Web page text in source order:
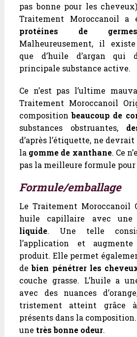
pas bonne pour les
Traitement Moroccanoil a
protéines de
Malheureusement, il
que d’huile d’argan qui
principale substance active.
Ce n’est pas l’ultime
Traitement Moroccanoil
composition beaucoup de
substances obstruantes,
d’après l’étiquette, ne
la gomme de xanthane. Ce
pas la meilleure formule
Formule/emballage
Le Traitement Moroccanoil
huile capillaire avec une
liquide. Une telle
l’application et
produit. Elle permet
debien pénétrer les
couche grasse. L’huile a
avec des nuances
tristement atteint grâce
présents dans la
une très bonne odeur.